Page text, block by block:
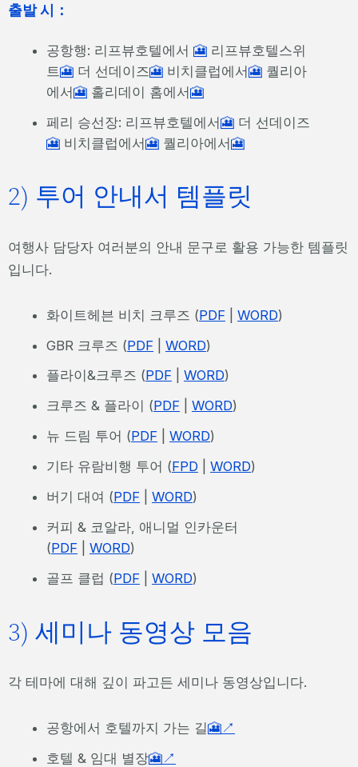
출발 시：
공항행: 리프뷰호텔에서 🎦리프뷰호텔스위
트🎦더 선데이즈🎦비치클럽에서🎦퀄리아
에서🎦홀리데이 홈에서🎦
페리 승선장: 리프뷰호텔에서🎦더 선데이즈
🎦비치클럽에서🎦퀄리아에서🎦
2) 투어 안내서 템플릿
여행사 담당자 여러분의 안내 문구로 활용 가능한 템플릿
입니다.
화이트헤븐 비치 크루즈 (PDF WORD)
GBR 크루즈 (PDF WORD)
플라이&크루즈 (PDF WORD)
크루즈 & 플라이 (PDF WORD)
뉴 드림 투어 (PDF WORD)
기타 유람비행 투어 (FPD WORD)
버기 대여 (PDF WORD)
커피 & 코알라, 애니멀 인카운터
(PDF WORD)
골프 클럽 (PDF WORD)
3) 세미나 동영상 모음
각 테마에 대해 깊이 파고든 세미나 동영상입니다.
공항에서 호텔까지 가는 길🎦↗
호텔 & 임대 별장🎦↗